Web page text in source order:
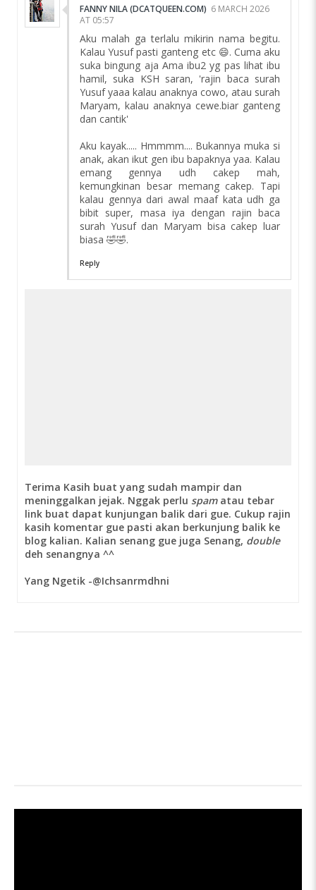
FANNY NILA (DCATQUEEN.COM) 6 MARCH 2026
AT 05:57
Aku malah ga terlalu mikirin nama begitu.
Kalau Yusuf pasti ganteng etc 😄. Cuma aku
suka bingung aja Ama ibu2 yg pas lihat ibu
hamil, suka KSH saran, 'rajin baca surah
Yusuf yaaa kalau anaknya cowo, atau surah
Maryam, kalau anaknya cewe.biar ganteng
dan cantik'
Aku kayak..... Hmmmm.... Bukannya muka si
anak, akan ikut gen ibu bapaknya yaa. Kalau
emang gennya udh cakep mah,
kemungkinan besar memang cakep. Tapi
kalau gennya dari awal maaf kata udh ga
bibit super, masa iya dengan rajin baca
surah Yusuf dan Maryam bisa cakep luar
biasa 🤣🤣.
Reply
Terima Kasih buat yang sudah mampir dan
meninggalkan jejak. Nggak perlu spamatau tebar
link buat dapat kunjungan balik dari gue. Cukup rajin
kasih komentar gue pasti akan berkunjung balik ke
blog kalian. Kalian senang gue juga Senang, double
deh senangnya ^^
Yang Ngetik -@Ichsanrmdhni